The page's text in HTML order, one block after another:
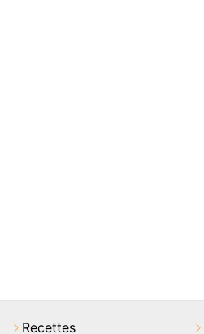
Recettes